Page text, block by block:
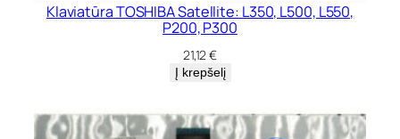
Klaviatūra TOSHIBA Satellite: L350, L500, L550,
P200, P300
21,12€
Į krepšelį